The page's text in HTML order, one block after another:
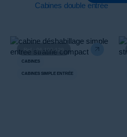
Cabines double entrée
Ref : 96.100-129
CABINES
CABINES SIMPLE ENTRÉE